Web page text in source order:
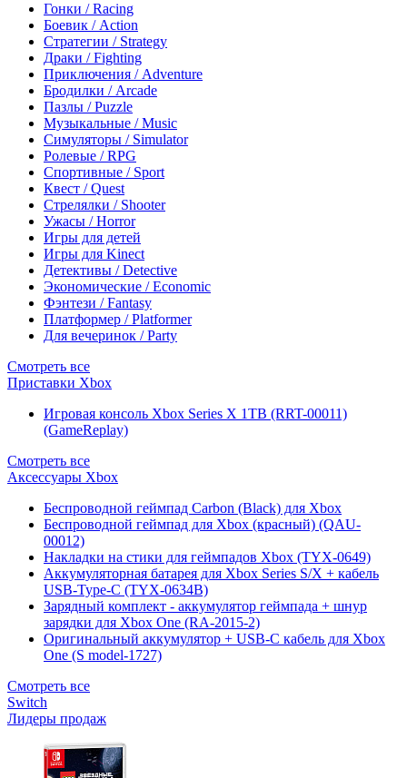
Гонки / Racing
Боевик / Action
Стратегии / Strategy
Драки / Fighting
Приключения / Adventure
Бродилки / Arcade
Пазлы / Puzzle
Музыкальные / Music
Симуляторы / Simulator
Ролевые / RPG
Спортивные / Sport
Квест / Quest
Стрелялки / Shooter
Ужасы / Horror
Игры для детей
Игры для Kinect
Детективы / Detective
Экономические / Economic
Фэнтези / Fantasy
Платформер / Platformer
Для вечеринок / Party
Смотреть все
Приставки Xbox
Игровая консоль Xbox Series X 1TB (RRT-00011)
(GameReplay)
Смотреть все
Аксессуары Xbox
Беспроводной геймпад Carbon (Black) для Xbox
Беспроводной геймпад для Xbox (красный) (QAU-
00012)
Накладки на стики для геймпадов Xbox (TYX-0649)
Аккумуляторная батарея для Xbox Series S/X + кабель
USB-Type-C (TYX-0634B)
Зарядный комплект - аккумулятор геймпада + шнур
зарядки для Xbox One (RA-2015-2)
Оригинальный аккумулятор + USB-C кабель для Xbox
One (S model-1727)
Смотреть все
Switch
Лидеры продаж